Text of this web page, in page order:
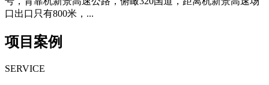
口出口只有800米，...
项目案例
SERVICE